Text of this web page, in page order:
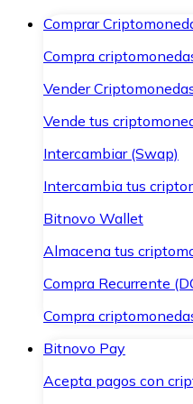
Comprar
Compra
Vender
Vende tus
Intercambiar (Swap)
Intercambia tus
Bitnovo Wallet
Almacena tus
Compra Recurrente
Compra
Bitnovo Pay
Acepta pagos con